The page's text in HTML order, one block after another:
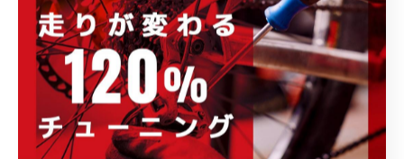
ブログ 商品・ブランド情報
< 前のページ 一覧に戻る 次のページ >